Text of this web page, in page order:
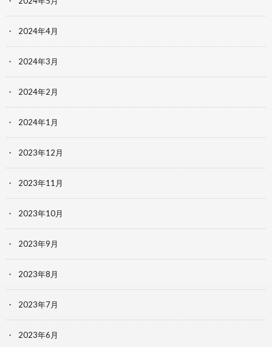
2024年4月
2024年3月
2024年2月
2024年1月
2023年12月
2023年11月
2023年10月
2023年9月
2023年8月
2023年7月
2023年6月